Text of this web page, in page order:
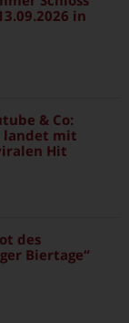
in
& Co:
landet mit
Hit
des
Biertage“